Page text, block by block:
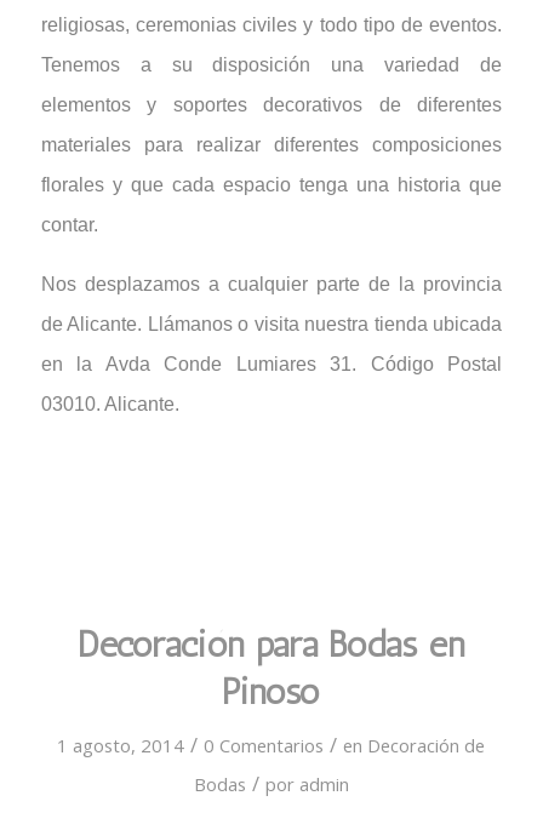
religiosas, ceremonias civiles y todo tipo de eventos.
Tenemos a su disposición una variedad de
elementos y soportes decorativos de diferentes
materiales para realizar diferentes composiciones
florales y que cada espacio tenga una historia que
contar.
Nos desplazamos a cualquier parte de la provincia
de Alicante. Llámanos o visita nuestra tienda ubicada
en la Avda Conde Lumiares 31. Código Postal
03010. Alicante.
Decoración para Bodas en
Pinoso
1 agosto, 2014 / 0 Comentarios / en Decoración de
Bodas / por admin